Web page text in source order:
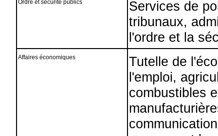
Ordre et sécurité publics
Services de
tribunaux,
l'ordre et la
Affaires économiques
Tutelle de
l'emploi,
combustibles